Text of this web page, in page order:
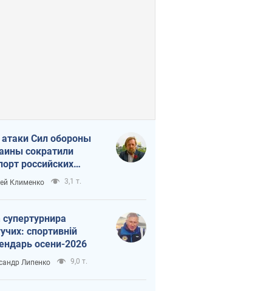
атаки Сил обороны
сократили
российских
Клименко 3,1 т.
спортивній
осени-2026
Липенко 9,0 т.